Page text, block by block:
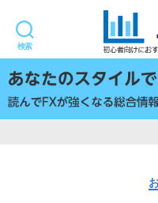
検索